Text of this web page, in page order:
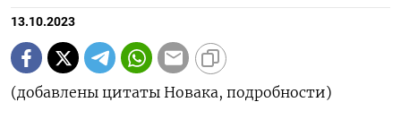
13.10.2023
(добавлены цитаты Новака, подробности)